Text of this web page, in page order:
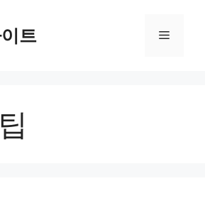
트 메